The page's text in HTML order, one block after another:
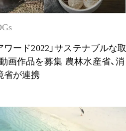
ワード2022」サステナブルな取
画作品を募集 農林水産省、消
省が連携